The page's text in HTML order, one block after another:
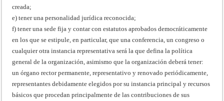
creada;
e) tener una personalidad jurídica reconocida;
f) tener una sede fija y contar con estatutos aprobados democráticamente
en los que se estipule, en particular, que una conferencia, un congreso o
cualquier otra instancia representativa será la que defina la política
general de la organización, asimismo que la organización deberá tener:
un órgano rector permanente, representativo y renovado periódicamente,
representantes debidamente elegidos por su instancia principal y recursos
básicos que procedan principalmente de las contribuciones de sus